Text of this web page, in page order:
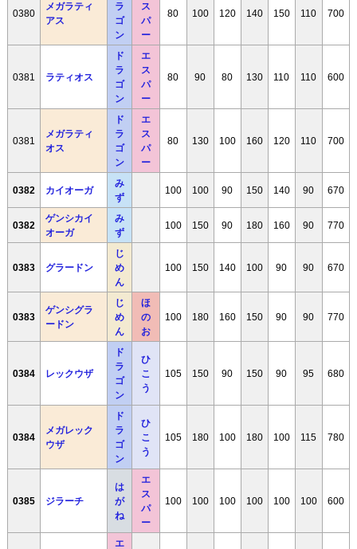
0380
メガラティ
アス
ラ
ゴ
ン
ス
パ
ー
80 100 120 140 150 110 700
0381 ラティオス
ド
ラ
ゴ
ン
エ
ス
パ
ー
80 90 80 130 110 110 600
0381
メガラティ
オス
ド
ラ
ゴ
ン
エ
ス
パ
ー
80 130 100 160 120 110 700
0382 カイオーガ
み
ず
100 100 90 150 140 90 670
0382
ゲンシカイ
オーガ
み
ず
100 150 90 180 160 90 770
0383 グラードン
じ
め
ん
100 150 140 100 90 90 670
0383
ゲンシグラ
ードン
じ
め
ん
ほ
の
お
100 180 160 150 90 90 770
0384 レックウザ
ド
ラ
ゴ
ン
ひ
こ
う
105 150 90 150 90 95 680
0384
メガレック
ウザ
ド
ラ
ゴ
ン
ひ
こ
う
105 180 100 180 100 115 780
0385 ジラーチ
は
が
ね
エ
ス
パ
ー
100 100 100 100 100 100 600
エ